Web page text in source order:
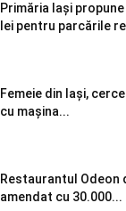
Primăria Iași
lei pentru parcările
Femeie din Iași,
cu mașina...
Restaurantul Odeon
amendat cu 30.000...